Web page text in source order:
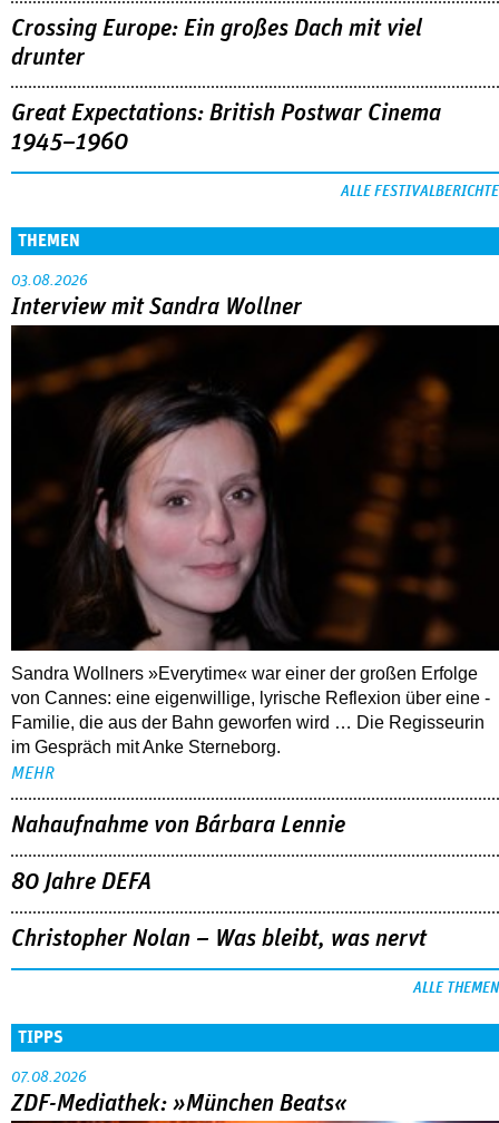
Crossing Europe: Ein großes Dach mit viel
drunter
Great Expectations: British Postwar Cinema
1945–1960
ALLE FESTIVALBERICHTE
THEMEN
03.08.2026
Interview mit Sandra Wollner
Sandra Wollners »Everytime« war einer der großen Erfolge
von Cannes: eine eigenwillige, lyrische Reflexion über eine ­
Familie, die aus der Bahn geworfen wird … Die Regisseurin
im Gespräch mit Anke Sterneborg.
MEHR
Nahaufnahme von Bárbara Lennie
80 Jahre DEFA
Christopher Nolan – Was bleibt, was nervt
ALLE THEMEN
TIPPS
07.08.2026
ZDF-Mediathek: »München Beats«